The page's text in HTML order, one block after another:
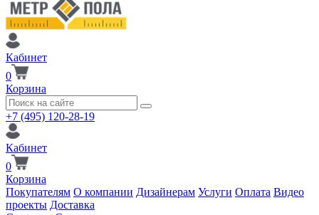
Кабинет
0
Корзина
+7 (495) 120-28-19
Кабинет
0
Корзина
Покупателям О компании Дизайнерам Услуги Оплата Видео
проекты Доставка